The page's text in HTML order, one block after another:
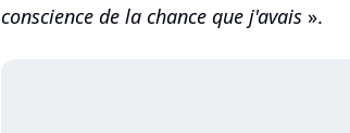
conscience de la chance que j'avais ».